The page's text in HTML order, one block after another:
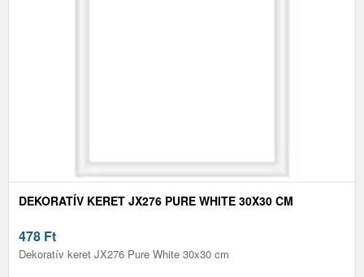
DEKORATÍV KERET JX276 PURE WHITE 30X30 CM
478 Ft
Dekoratív keret JX276 Pure White 30x30 cm